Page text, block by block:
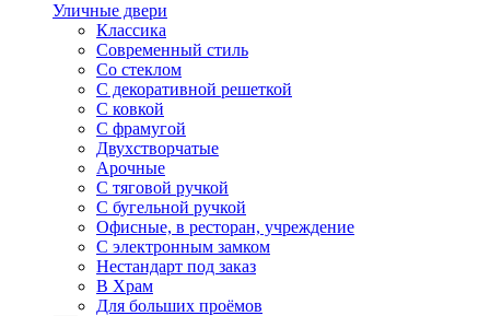
Уличные двери
Классика
Современный стиль
Со стеклом
С декоративной решеткой
С ковкой
С фрамугой
Двухстворчатые
Арочные
С тяговой ручкой
С бугельной ручкой
Офисные, в ресторан, учреждение
С электронным замком
Нестандарт под заказ
В Храм
Для больших проёмов